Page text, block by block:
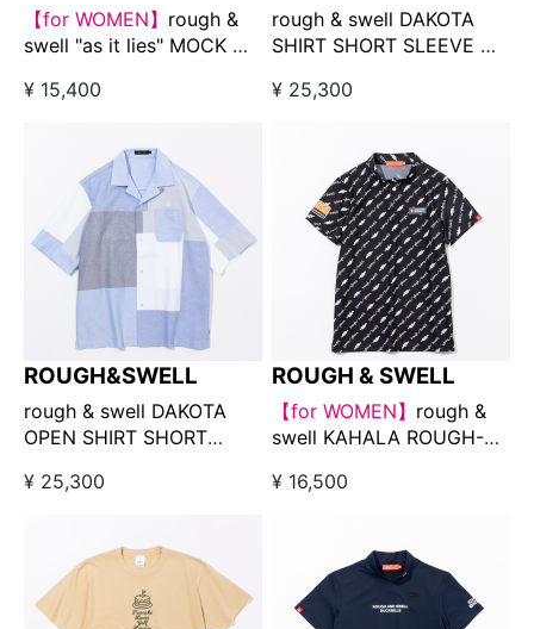
【for WOMEN】 rough &
swell "as it lies" MOCK ロ
¥ 15,400
rough & swell DAKOTA
SHIRT SHORT SLEEVE サ
¥ 25,300
ROUGH&SWELL
rough & swell DAKOTA
OPEN SHIRT SHORT
¥ 25,300
ROUGH & SWELL
【for WOMEN】 rough &
swell KAHALA ROUGH-
¥ 16,500